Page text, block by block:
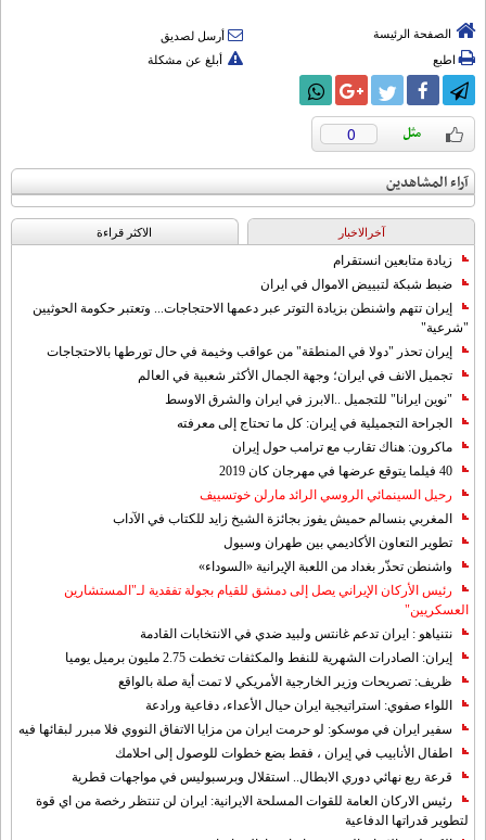
الصفحة الرئيسة
أرسل لصديق
اطبع
أبلغ عن مشكلة
0
آراء المشاهدين
آخرالاخبار الاکثر قراءة
زيادة متابعين انستقرام
ضبط شبكة لتبييض الاموال في ايران
إيران تتهم واشنطن بزيادة التوتر عبر دعمها الاحتجاجات... وتعتبر حكومة الحوثيين
"شرعية"
إيران تحذر "دولا في المنطقة" من عواقب وخيمة في حال تورطها بالاحتجاجات
تجميل الانف في ايران؛ وجهة الجمال الأكثر شعبية في العالم
"نوين ايرانا" للتجميل ..الابرز في ايران والشرق الاوسط
الجراحة التجميلية في إيران: كل ما تحتاج إلى معرفته
ماكرون: هناك تقارب مع ترامب حول إيران
40 فيلما يتوقع عرضها في مهرجان كان 2019
رحيل السينمائي الروسي الرائد مارلن خوتسييف
المغربي بنسالم حميش يفوز بجائزة الشيخ زايد للكتاب في الآداب
تطوير التعاون الأكاديمي بين طهران وسيول
واشنطن تحذّر بغداد من اللعبة الإيرانية «السوداء»
رئيس الأركان الإيراني يصل إلى دمشق للقيام بجولة تفقدية لـ"المستشارين
العسكريين"
نتنياهو : ايران تدعم غانتس ولبيد ضدي في الانتخابات القادمة
إيران: الصادرات الشهریة للنفط والمكثفات تخطت 2.75 مليون برميل يوميا
ظريف: تصريحات وزير الخارجية الأمريكي لا تمت أية صلة بالواقع
اللواء صفوي: استراتيجية ايران حيال الأعداء، دفاعية ورادعة
سفير ايران في موسكو: لو حرمت ايران من مزايا الاتفاق النووي فلا مبرر لبقائها فيه
اطفال الأنابيب في إيران ، فقط بضع خطوات للوصول إلى احلامك
قرعة ربع نهائي دوري الابطال.. استقلال وبرسبوليس في مواجهات قطرية
رئيس الاركان العامة للقوات المسلحة الايرانية: ايران لن تنتظر رخصة من اي قوة
لتطوير قدراتها الدفاعية